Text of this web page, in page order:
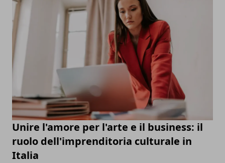
Unire l'amore per l'arte e il business: il
ruolo dell'imprenditoria culturale in
Italia